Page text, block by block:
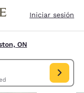
Iniciar sesión
ON
Fecha de entrada ago 09,